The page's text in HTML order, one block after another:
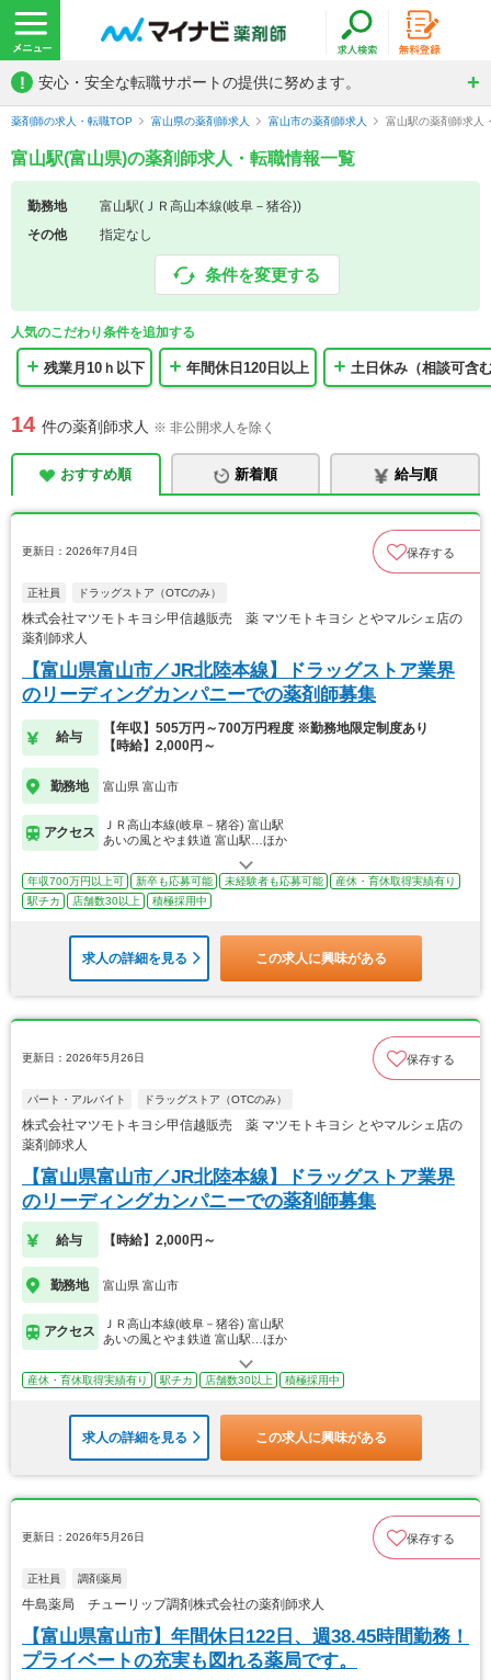
! 安心・安全な転職サポートの提供に努めます。
薬剤師の求人・転職TOP 富山県の薬剤師求人 富山市の薬剤師求人 富山駅の薬剤師求人
富山駅(富山県)の薬剤師求人・転職情報一覧
勤務地
富山駅(ＪＲ高山本線(岐阜－猪谷))
その他
指定なし
条件を変更する
人気のこだわり条件を追加する
残業月10ｈ以下 年間休日120日以上 土日休み（相談可含
14 件の薬剤師求人 ※ 非公開求人を除く
おすすめ順 新着順 給与順
更新日：2026年7月4日 保存する
正社員 ドラッグストア（OTCのみ）
株式会社マツモトキヨシ甲信越販売 薬 マツモトキヨシ とやマルシェ店の
薬剤師求人
【富山県富山市／JR北陸本線】ドラッグストア業界
のリーディングカンパニーでの薬剤師募集
給与
【年収】505万円～700万円程度 ※勤務地限定制度あり
【時給】2,000円～
勤務地 富山県 富山市
アクセス
ＪＲ高山本線(岐阜－猪谷) 富山駅
あいの風とやま鉄道 富山駅…ほか
年収700万円以上可 新卒も応募可能 未経験者も応募可能
産休・育休取得実績有り
駅チカ
店舗数30以上 積極採用中
求人の詳細を見る この求人に興味がある
更新日：2026年5月26日 保存する
パート・アルバイト ドラッグストア（OTCのみ）
株式会社マツモトキヨシ甲信越販売 薬 マツモトキヨシ とやマルシェ店の
薬剤師求人
【富山県富山市／JR北陸本線】ドラッグストア業界
のリーディングカンパニーでの薬剤師募集
給与 【時給】2,000円～
勤務地 富山県 富山市
アクセス
ＪＲ高山本線(岐阜－猪谷) 富山駅
あいの風とやま鉄道 富山駅…ほか
産休・育休取得実績有り 駅チカ 店舗数30以上 積極採用中
求人の詳細を見る この求人に興味がある
更新日：2026年5月26日 保存する
正社員 調剤薬局
牛島薬局 チューリップ調剤株式会社の薬剤師求人
【富山県富山市】年間休日122日、週38.45時間勤務！
プライベートの充実も図れる薬局です。